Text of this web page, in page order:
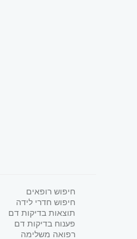
חיפוש רופאים
חיפוש חדרי לידה
תוצאות בדיקות דם
פענוח בדיקות דם
רפואה משלימה